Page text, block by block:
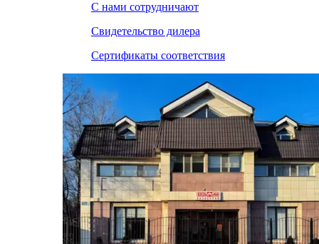
С нами сотрудничают
Свидетельство дилера
Сертификаты соответствия